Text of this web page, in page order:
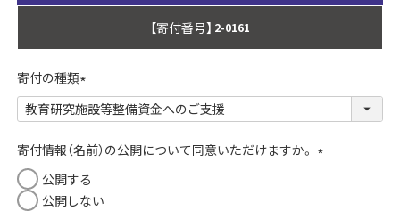
【寄付番号】 2-0161
寄付の種類
(
必
須
)
寄付情報（名前）の公開について同意いただけますか。
公開する
公開しない